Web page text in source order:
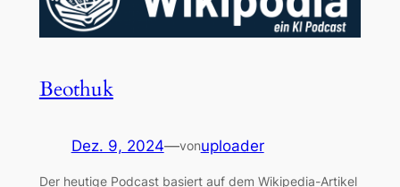
Beothuk
Dez. 9, 2024—vonuploader
Der heutige Podcast basiert auf dem Wikipedia-Artikel